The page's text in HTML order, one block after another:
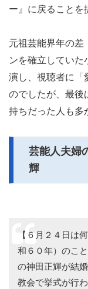
ー』に戻ることを
元祖芸能界年の差
ンを確立していた
演し、視聴者に「
のでしたが、最後
持ちだった人も多
芸能人夫婦
輝
【６月２４日は
和６０年）のこ
の神田正輝が結
教会で挙式が行